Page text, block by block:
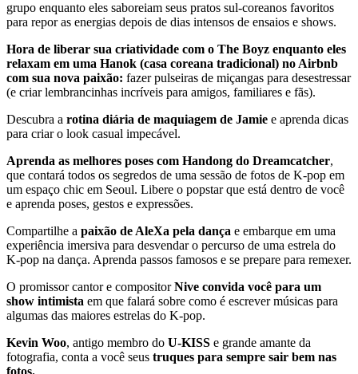
grupo enquanto eles saboreiam seus pratos sul-coreanos favoritos
para repor as energias depois de dias intensos de ensaios e shows.
Hora de liberar sua criatividade com o The Boyz enquanto eles
relaxam em uma Hanok (casa coreana tradicional) no Airbnb
com sua nova paixão: fazer pulseiras de miçangas para desestressar
(e criar lembrancinhas incríveis para amigos, familiares e fãs).
Descubra a rotina diária de maquiagem de Jamie e aprenda dicas
para criar o look casual impecável.
Aprenda as melhores poses com Handong do Dreamcatcher,
que contará todos os segredos de uma sessão de fotos de K-pop em
um espaço chic em Seoul. Libere o popstar que está dentro de você
e aprenda poses, gestos e expressões.
Compartilhe a paixão de AleXa pela dança e embarque em uma
experiência imersiva para desvendar o percurso de uma estrela do
K-pop na dança. Aprenda passos famosos e se prepare para remexer.
O promissor cantor e compositorNive convida você para um
show intimista em que falará sobre como é escrever músicas para
algumas das maiores estrelas do K-pop.
Kevin Woo, antigo membro do U-KISS e grande amante da
fotografia, conta a você seus truques para sempre sair bem nas
fotos.